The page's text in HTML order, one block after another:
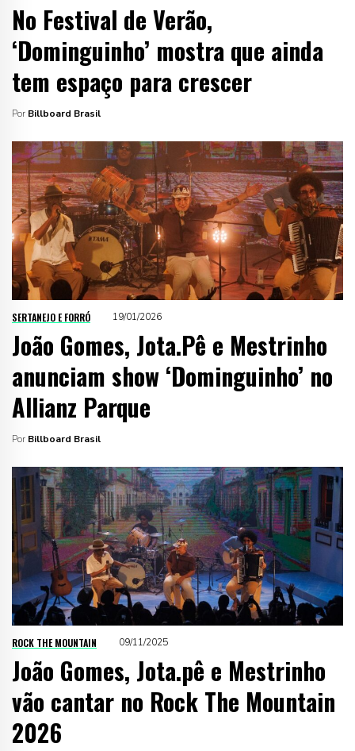
No Festival de Verão,
‘Dominguinho’ mostra que ainda
tem espaço para crescer
Por Billboard Brasil
SERTANEJO E FORRÓ 19/01/2026
João Gomes, Jota.Pê e Mestrinho
anunciam show ‘Dominguinho’ no
Allianz Parque
Por Billboard Brasil
ROCK THE MOUNTAIN 09/11/2025
João Gomes, Jota.pê e Mestrinho
vão cantar no Rock The Mountain
2026